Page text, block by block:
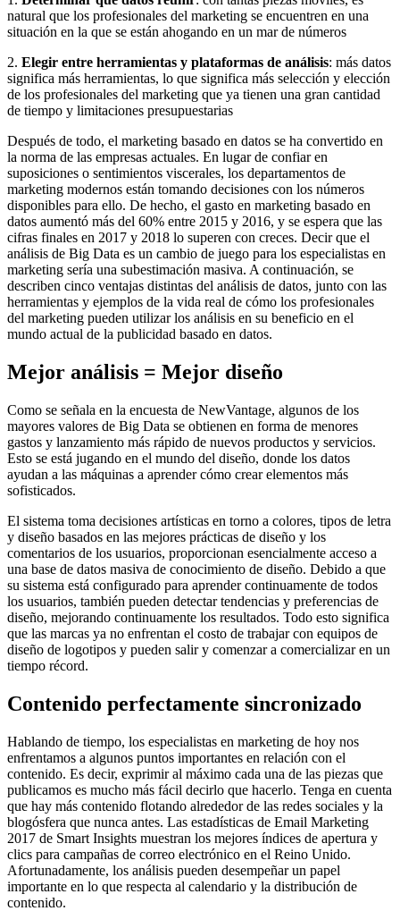
natural que los profesionales del marketing se encuentren en una
situación en la que se están ahogando en un mar de números
2. Elegir entre herramientas y plataformas de análisis: más datos
significa más herramientas, lo que significa más selección y elección
de los profesionales del marketing que ya tienen una gran cantidad
de tiempo y limitaciones presupuestarias
Después de todo, el marketing basado en datos se ha convertido en
la norma de las empresas actuales. En lugar de confiar en
suposiciones o sentimientos viscerales, los departamentos de
marketing modernos están tomando decisiones con los números
disponibles para ello. De hecho, el gasto en marketing basado en
datos aumentó más del 60% entre 2015 y 2016, y se espera que las
cifras finales en 2017 y 2018 lo superen con creces. Decir que el
análisis de Big Data es un cambio de juego para los especialistas en
marketing sería una subestimación masiva. A continuación, se
describen cinco ventajas distintas del análisis de datos, junto con las
herramientas y ejemplos de la vida real de cómo los profesionales
del marketing pueden utilizar los análisis en su beneficio en el
mundo actual de la publicidad basado en datos.
Mejor análisis = Mejor diseño
Como se señala en la encuesta de NewVantage, algunos de los
mayores valores de Big Data se obtienen en forma de menores
gastos y lanzamiento más rápido de nuevos productos y servicios.
Esto se está jugando en el mundo del diseño, donde los datos
ayudan a las máquinas a aprender cómo crear elementos más
sofisticados.
El sistema toma decisiones artísticas en torno a colores, tipos de letra
y diseño basados en las mejores prácticas de diseño y los
comentarios de los usuarios, proporcionan esencialmente acceso a
una base de datos masiva de conocimiento de diseño. Debido a que
su sistema está configurado para aprender continuamente de todos
los usuarios, también pueden detectar tendencias y preferencias de
diseño, mejorando continuamente los resultados. Todo esto significa
que las marcas ya no enfrentan el costo de trabajar con equipos de
diseño de logotipos y pueden salir y comenzar a comercializar en un
tiempo récord.
Contenido perfectamente sincronizado
Hablando de tiempo, los especialistas en marketing de hoy nos
enfrentamos a algunos puntos importantes en relación con el
contenido. Es decir, exprimir al máximo cada una de las piezas que
publicamos es mucho más fácil decirlo que hacerlo. Tenga en cuenta
que hay más contenido flotando alrededor de las redes sociales y la
blogósfera que nunca antes. Las estadísticas de Email Marketing
2017 de Smart Insights muestran los mejores índices de apertura y
clics para campañas de correo electrónico en el Reino Unido.
Afortunadamente, los análisis pueden desempeñar un papel
importante en lo que respecta al calendario y la distribución de
contenido.